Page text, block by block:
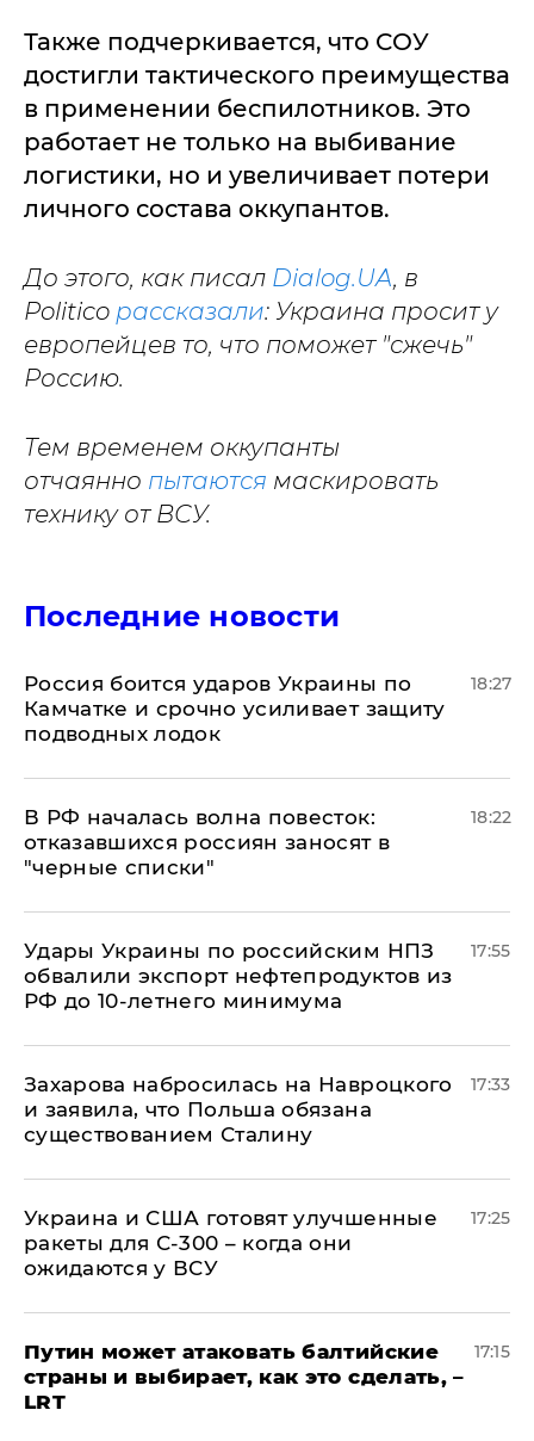
Также подчеркивается, что СОУ
достигли тактического преимущества
в применении беспилотников. Это
работает не только на выбивание
логистики, но и увеличивает потери
личного состава оккупантов.
До этого, как писал Dialog.UA, в
Politico рассказали: Украина просит у
европейцев то, что поможет "сжечь"
Россию.
Тем временем оккупанты
отчаянно пытаются маскировать
технику от ВСУ.
Последние новости
Россия боится ударов Украины по
Камчатке и срочно усиливает защиту
подводных лодок
18:27
​В РФ началась волна повесток:
отказавшихся россиян заносят в
"черные списки"
18:22
Удары Украины по российским НПЗ
обвалили экспорт нефтепродуктов из
РФ до 10-летнего минимума
17:55
​Захарова набросилась на Навроцкого
и заявила, что Польша обязана
существованием Сталину
17:33
Украина и США готовят улучшенные
ракеты для С-300 – когда они
ожидаются у ВСУ
17:25
Путин может атаковать балтийские
страны и выбирает, как это сделать, –
LRT
17:15